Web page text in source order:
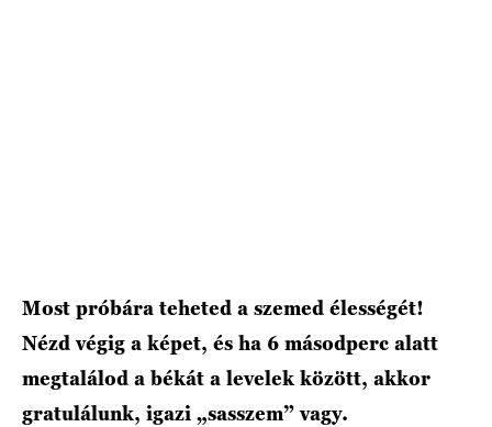
Most próbára teheted a szemed élességét!
Nézd végig a képet, és ha 6 másodperc alatt
megtalálod a békát a levelek között, akkor
gratulálunk, igazi „sasszem” vagy.